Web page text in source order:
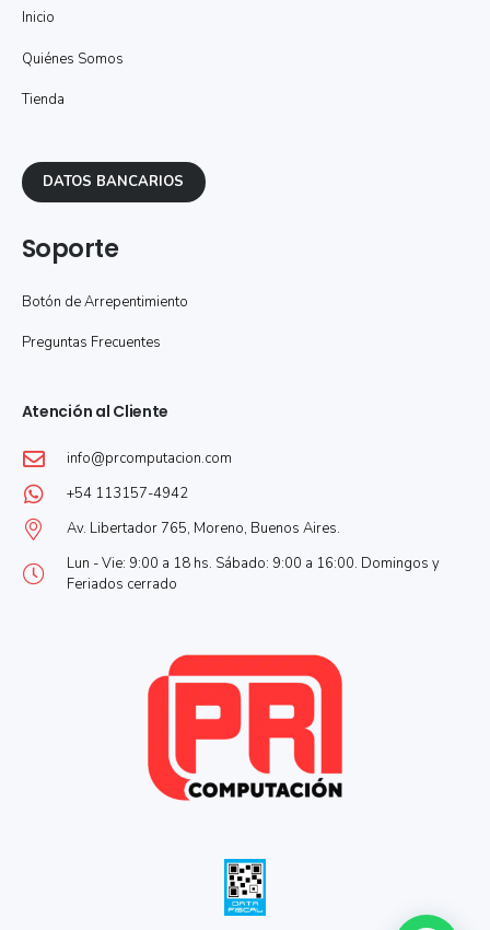
Inicio
Quiénes Somos
Tienda
DATOS BANCARIOS
Soporte
Botón de Arrepentimiento
Preguntas Frecuentes
Atención al Cliente
info@prcomputacion.com
+54 113157-4942
Av. Libertador 765, Moreno, Buenos Aires.
Lun - Vie: 9:00 a 18 hs. Sábado: 9:00 a 16:00. Domingos y
Feriados cerrado